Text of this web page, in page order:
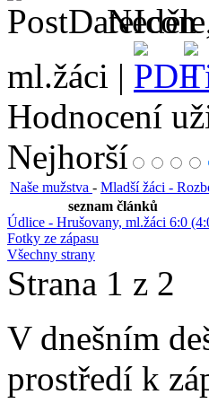
ml.žáci |
Hodnocení
Nejhorší
Naše mužstva - Mladší žáci -
seznam článků
Údlice - Hrušovany, ml.žáci 6:0
Fotky ze zápasu
Všechny strany
Strana 1 z 2
V dnešním
prostředí k